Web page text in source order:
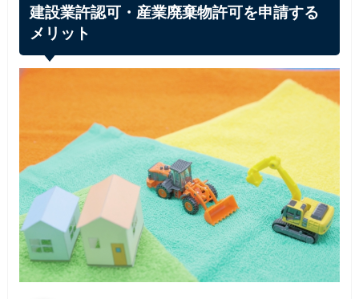
建設業許認可・産業廃棄物許可を申請する
メリット